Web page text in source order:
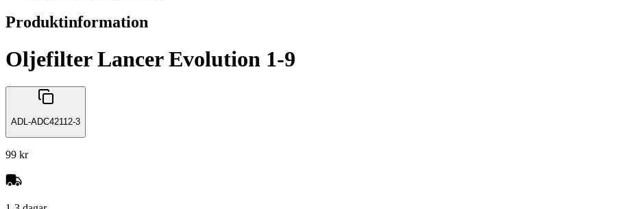
Produktinformation
Oljefilter Lancer Evolution 1-9
ADL-ADC42112-3
99 kr